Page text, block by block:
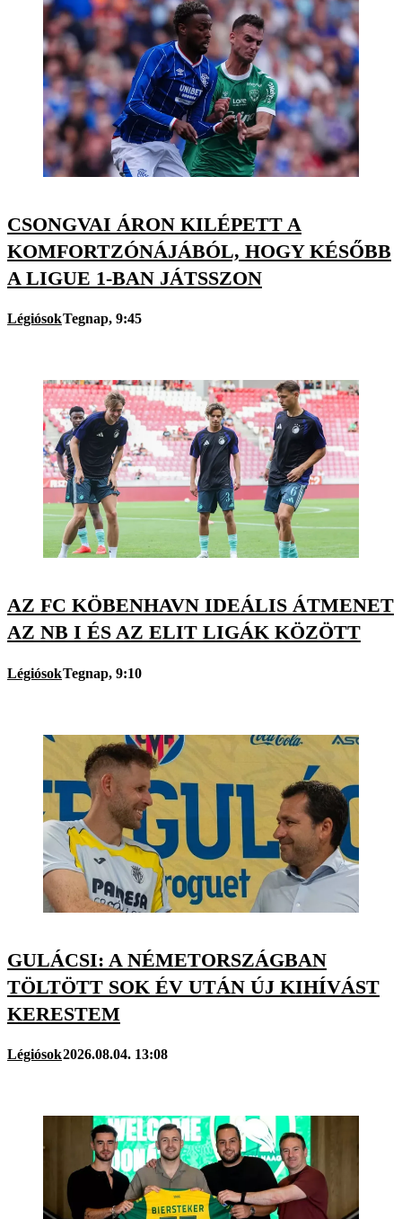
CSONGVAI ÁRON KILÉPETT A
KOMFORTZÓNÁJÁBÓL, HOGY KÉSŐBB
A LIGUE 1-BAN JÁTSSZON
LégiósokTegnap, 9:45
AZ FC KÖBENHAVN IDEÁLIS ÁTMENET
AZ NB I ÉS AZ ELIT LIGÁK KÖZÖTT
LégiósokTegnap, 9:10
GULÁCSI: A NÉMETORSZÁGBAN
TÖLTÖTT SOK ÉV UTÁN ÚJ KIHÍVÁST
KERESTEM
Légiósok2026.08.04. 13:08